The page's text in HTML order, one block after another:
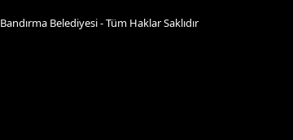
Belediyesi - Tüm Haklar Saklıdır